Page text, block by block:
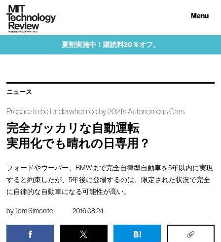
Menu
夏割実施中！購読料20％オフ。
ニュース
Prepare to be Underwhelmed by 2021’s Autonomous Cars
完全ガッカリな自動運転
実用化でも晴れの日専用？
フォードやウーバー、BMWまで完全自律型自動車を5年以内に実現
すると約束したが、5年後に登場するのは、限定された状況で完全
に自律的な自動車になる可能性が高い。
byTom Simonite 2016.08.24